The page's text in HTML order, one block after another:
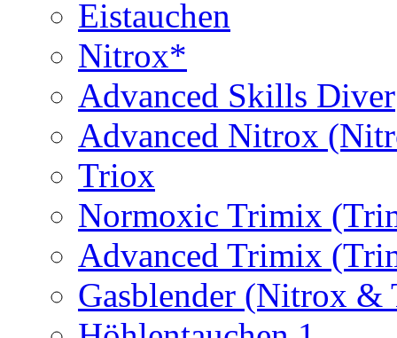
Eistauchen
Nitrox*
Advanced Skills Diver
Advanced Nitrox
Triox
Normoxic Trimix
Advanced Trimix
Gasblender (Nitrox